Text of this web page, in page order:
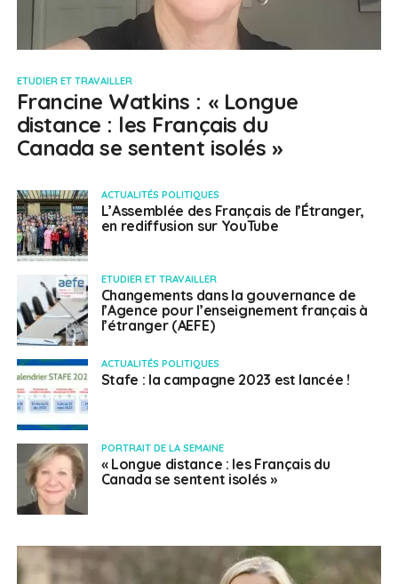
ETUDIER ET TRAVAILLER
Francine Watkins : « Longue
distance : les Français du
Canada se sentent isolés »
ACTUALITÉS POLITIQUES
L’Assemblée des Français de l’Étranger,
en rediffusion sur YouTube
ETUDIER ET TRAVAILLER
Changements dans la gouvernance de
l’Agence pour l’enseignement français à
l’étranger (AEFE)
ACTUALITÉS POLITIQUES
Stafe : la campagne 2023 est lancée !
PORTRAIT DE LA SEMAINE
« Longue distance : les Français du
Canada se sentent isolés »